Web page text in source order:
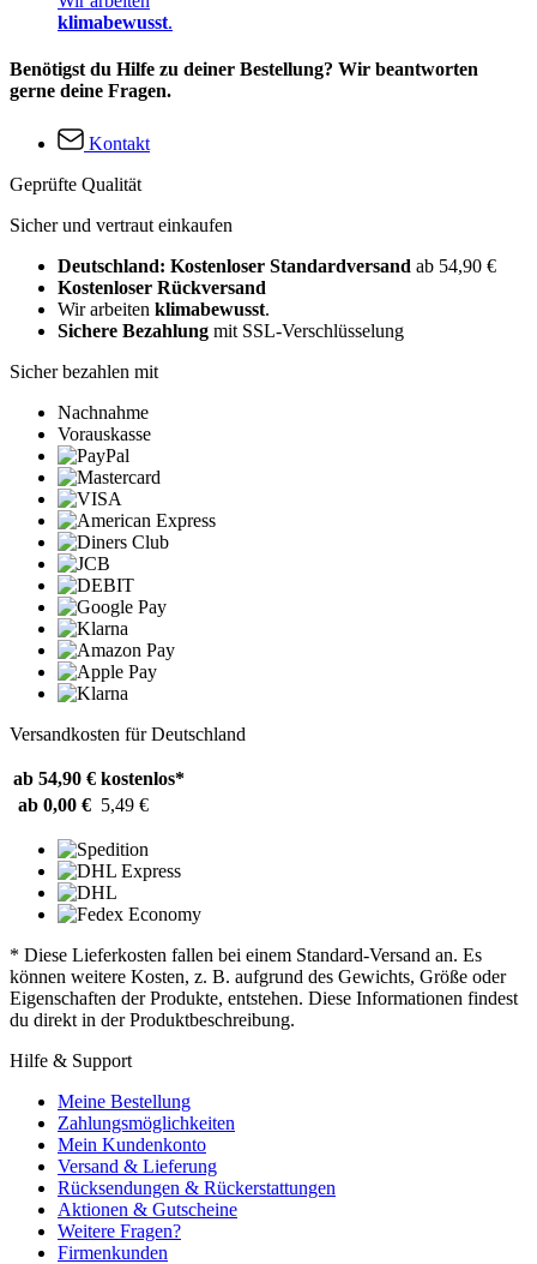
klimabewusst.
Benötigst du Hilfe zu deiner Bestellung? Wir beantworten
gerne deine Fragen.
Kontakt
Geprüfte Qualität
Sicher und vertraut einkaufen
Deutschland: Kostenloser Standardversand ab 54,90 €
Kostenloser Rückversand
Wir arbeiten klimabewusst.
Sichere Bezahlung mit SSL-Verschlüsselung
Sicher bezahlen mit
Nachnahme
Vorauskasse
Versandkosten für Deutschland
ab 54,90 € kostenlos*
ab 0,00 € 5,49 €
* Diese Lieferkosten fallen bei einem Standard-Versand an. Es
können weitere Kosten, z. B. aufgrund des Gewichts, Größe oder
Eigenschaften der Produkte, entstehen. Diese Informationen findest
du direkt in der Produktbeschreibung.
Hilfe & Support
Meine Bestellung
Zahlungsmöglichkeiten
Mein Kundenkonto
Versand & Lieferung
Rücksendungen & Rückerstattungen
Aktionen & Gutscheine
Weitere Fragen?
Firmenkunden